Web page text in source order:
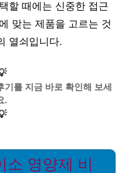
할 때에는 신중한 접근
맞는 제품을 고르는 것
열쇠입니다.
를 지금 바로 확인해 보세
.
영양제 비